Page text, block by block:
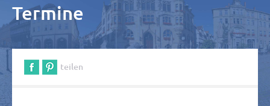
Termine
teilen